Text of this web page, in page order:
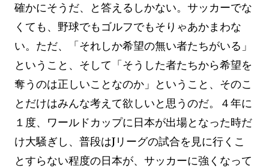
確かにそうだ、と答えるしかない。サッカーでな
くても、野球でもゴルフでもそりゃあかまわな
い。ただ、「それしか希望の無い者たちがいる」
ということ、そして「そうした者たちから希望を
奪うのは正しいことなのか」ということ、そのこ
とだけはみんな考えて欲しいと思うのだ。４年に
１度、ワールドカップに日本が出場となった時だ
け大騒ぎし、普段はJリーグの試合を見に行くこ
とすらない程度の日本が、サッカーに強くなって